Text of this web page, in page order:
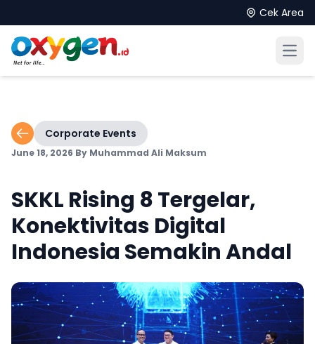
Cek Area
Corporate Events
June 18, 2026 By Muhammad Ali Maksum
SKKL Rising 8 Tergelar,
Konektivitas Digital
Indonesia Semakin Andal